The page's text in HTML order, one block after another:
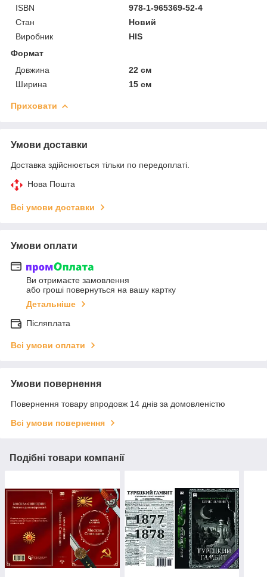
ISBN
978-1-965369-52-4
Стан
Новий
Виробник
HIS
Формат
Довжина
22 см
Ширина
15 см
Приховати
Умови доставки
Доставка здійснюється тільки по передоплаті.
Нова Пошта
Всі умови доставки
Умови оплати
Ви отримаєте замовлення
або гроші повернуться на вашу картку
Детальніше
Післяплата
Всі умови оплати
Умови повернення
Повернення товару впродовж 14 днів за домовленістю
Всі умови повернення
Подібні товари компанії